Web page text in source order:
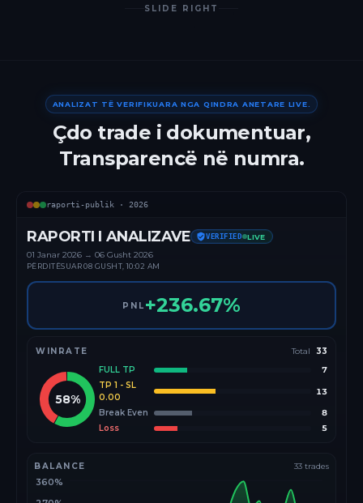
SLIDE RIGHT
ANALIZAT TË VERIFIKUARA NGA QINDRA ANETARE LIVE.
Çdo trade i dokumentuar,
Transparencë në numra.
raporti-publik · 2026
RAPORTI I ANALIZAVE VERIFIED LIVE
01 Janar 2026 → 06 Gusht 2026
PËRDITËSUAR08 GUSHT, 10:02 AM
PNL +236.67%
WINRATE Total 33
58%
FULL TP
7
TP 1 - SL
0.00
13
Break Even
8
Loss
5
BALANCE 33 trades
360%